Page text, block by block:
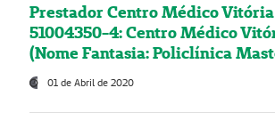
Prestador Centro Médico
51004350-4: Centro Médico
(Nome Fantasia: Policlínica
01 de Abril de 2020